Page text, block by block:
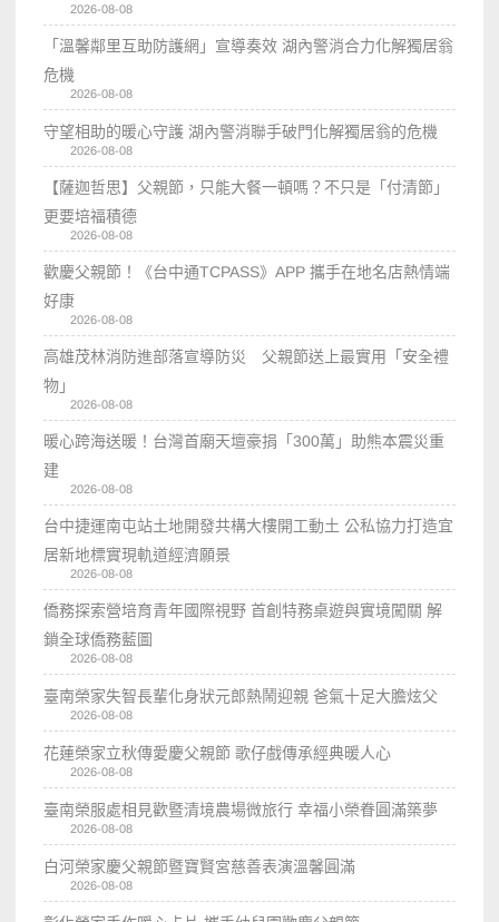
2026-08-08
「溫馨鄰里互助防護網」宣導奏效 湖內警消合力化解獨居翁
危機
2026-08-08
守望相助的暖心守護 湖內警消聯手破門化解獨居翁的危機
2026-08-08
【薩迦哲思】父親節，只能大餐一頓嗎？不只是「付清節」
更要培福積德
2026-08-08
歡慶父親節！《台中通TCPASS》APP 攜手在地名店熱情端
好康
2026-08-08
高雄茂林消防進部落宣導防災 父親節送上最實用「安全禮
物」
2026-08-08
暖心跨海送暖！台灣首廟天壇豪捐「300萬」助熊本震災重
建
2026-08-08
台中捷運南屯站土地開發共構大樓開工動土 公私協力打造宜
居新地標實現軌道經濟願景
2026-08-08
僑務探索營培育青年國際視野 首創特務桌遊與實境闖關 解
鎖全球僑務藍圖
2026-08-08
臺南榮家失智長輩化身狀元郎熱鬧迎親 爸氣十足大膽炫父
2026-08-08
花蓮榮家立秋傳愛慶父親節 歌仔戲傳承經典暖人心
2026-08-08
臺南榮服處相見歡暨清境農場微旅行 幸福小榮眷圓滿築夢
2026-08-08
白河榮家慶父親節暨寶賢宮慈善表演溫馨圓滿
2026-08-08